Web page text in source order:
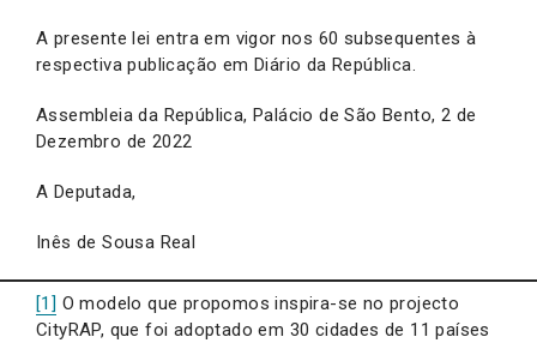
A presente lei entra em vigor nos 60 subsequentes à
respectiva publicação em Diário da República.
Assembleia da República, Palácio de São Bento, 2 de
Dezembro de 2022
A Deputada,
Inês de Sousa Real
[1] O modelo que propomos inspira-se no projecto
CityRAP, que foi adoptado em 30 cidades de 11 países